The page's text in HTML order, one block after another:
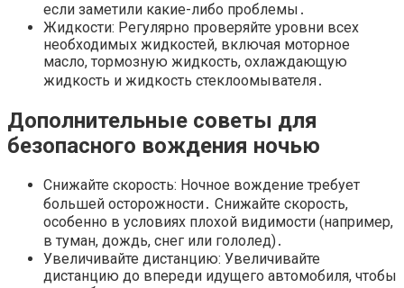
если заметили какие-либо проблемы․
Жидкости: Регулярно проверяйте уровни всех
необходимых жидкостей, включая моторное
масло, тормозную жидкость, охлаждающую
жидкость и жидкость стеклоомывателя․
Дополнительные советы для
безопасного вождения ночью
Снижайте скорость: Ночное вождение требует
большей осторожности․ Снижайте скорость,
особенно в условиях плохой видимости (например,
в туман, дождь, снег или гололед)․
Увеличивайте дистанцию: Увеличивайте
дистанцию до впереди идущего автомобиля, чтобы